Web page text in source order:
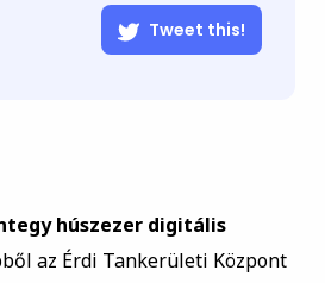
Tweet this!
húszezer digitális
az Érdi Tankerületi Központ